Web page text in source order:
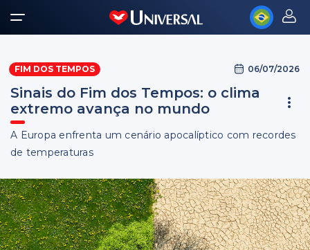
FIM DOS TEMPOS 06/07/2026
Sinais do Fim dos Tempos: o clima
extremo avança no mundo
A Europa enfrenta um cenário apocalíptico com recordes
de temperaturas